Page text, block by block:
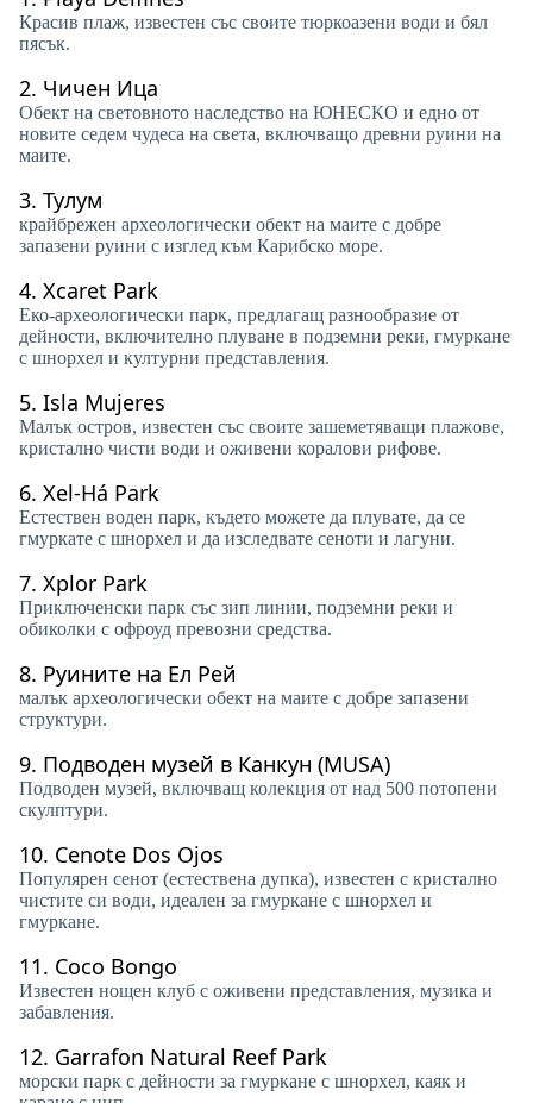
Красив плаж, известен със своите тюркоазени води и бял
пясък.
2. Чичен Ица
Обект на световното наследство на ЮНЕСКО и едно от
новите седем чудеса на света, включващо древни руини на
маите.
3. Тулум
крайбрежен археологически обект на маите с добре
запазени руини с изглед към Карибско море.
4. Xcaret Park
Еко-археологически парк, предлагащ разнообразие от
дейности, включително плуване в подземни реки, гмуркане
с шнорхел и културни представления.
5. Isla Mujeres
Малък остров, известен със своите зашеметяващи плажове,
кристално чисти води и оживени коралови рифове.
6. Xel-Há Park
Естествен воден парк, където можете да плувате, да се
гмуркате с шнорхел и да изследвате сеноти и лагуни.
7. Xplor Park
Приключенски парк със зип линии, подземни реки и
обиколки с офроуд превозни средства.
8. Руините на Ел Рей
малък археологически обект на маите с добре запазени
структури.
9. Подводен музей в Канкун (MUSA)
Подводен музей, включващ колекция от над 500 потопени
скулптури.
10. Cenote Dos Ojos
Популярен сенот (естествена дупка), известен с кристално
чистите си води, идеален за гмуркане с шнорхел и
гмуркане.
11. Coco Bongo
Известен нощен клуб с оживени представления, музика и
забавления.
12. Garrafon Natural Reef Park
морски парк с дейности за гмуркане с шнорхел, каяк и